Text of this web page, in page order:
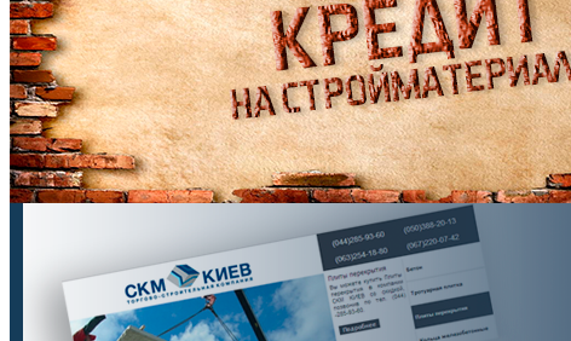
Бетон
М 100
М 150
М 200
М 250
М 350
М 400
М 450
М 500
М 700
Раствор кладочный
Раствор для укладки ФЭМ
Раствор цементный
Раствор цементно-известковый
Раствор штукатурный